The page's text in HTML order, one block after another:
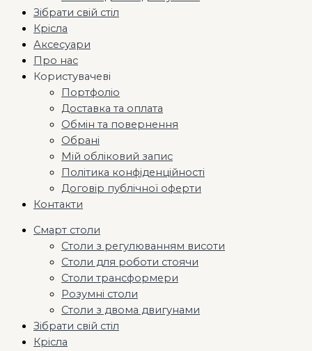
Зібрати свій стіл
Крісла
Аксесуари
Про нас
Користувачеві
Портфоліо
Доставка та оплата
Обмін та повернення
Обрані
Мій обліковий запис
Політика конфіденційності
Договір публічної оферти
Контакти
Смарт столи
Столи з регулюванням висоти
Столи для роботи стоячи
Столи трансформери
Розумні столи
Столи з двома двигунами
Зібрати свій стіл
Крісла